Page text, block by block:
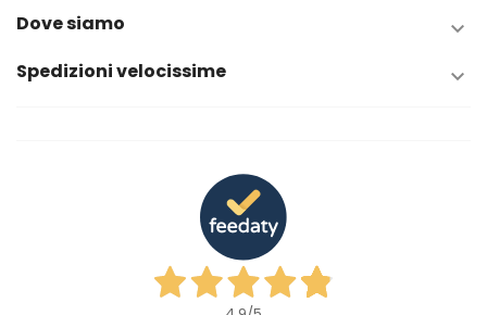
Dove siamo 
Spedizioni velocissime 